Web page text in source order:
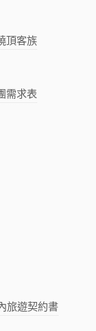
頂客族
需求表
旅遊契約書